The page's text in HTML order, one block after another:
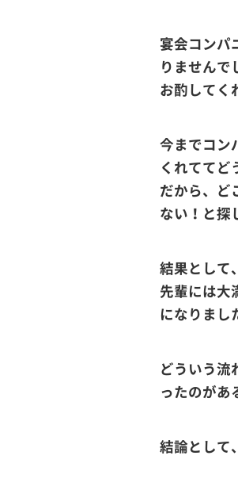
宴会コンパ
りませんで
お酌してく
今までコン
くれててど
だから、ど
ない！と探
結果として、
先輩には大
になりまし
どういう流
ったのがあ
結論として